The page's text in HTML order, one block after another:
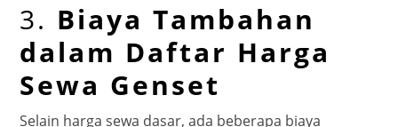
3. Biaya Tambahan
dalam Daftar Harga
Sewa Genset
Selain harga sewa dasar, ada beberapa biaya